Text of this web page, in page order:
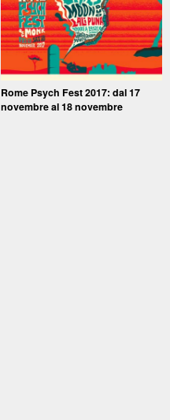
Rome Psych Fest 2017: dal 17
novembre al 18 novembre